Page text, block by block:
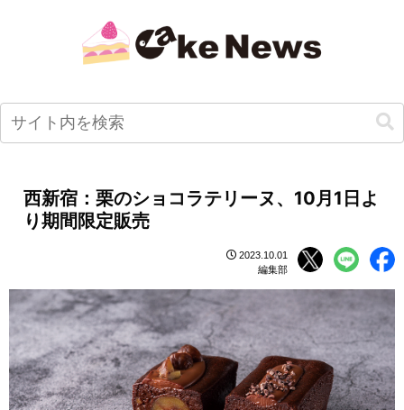
西新宿：栗のショコラテリーヌ、10月1日よ
り期間限定販売
2023.10.01
編集部